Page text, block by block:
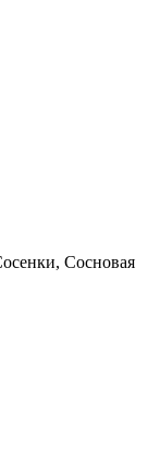
Сосновая